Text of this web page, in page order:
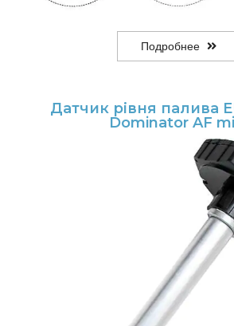
Подробнее
Датчик рівня палива
Dominator AF